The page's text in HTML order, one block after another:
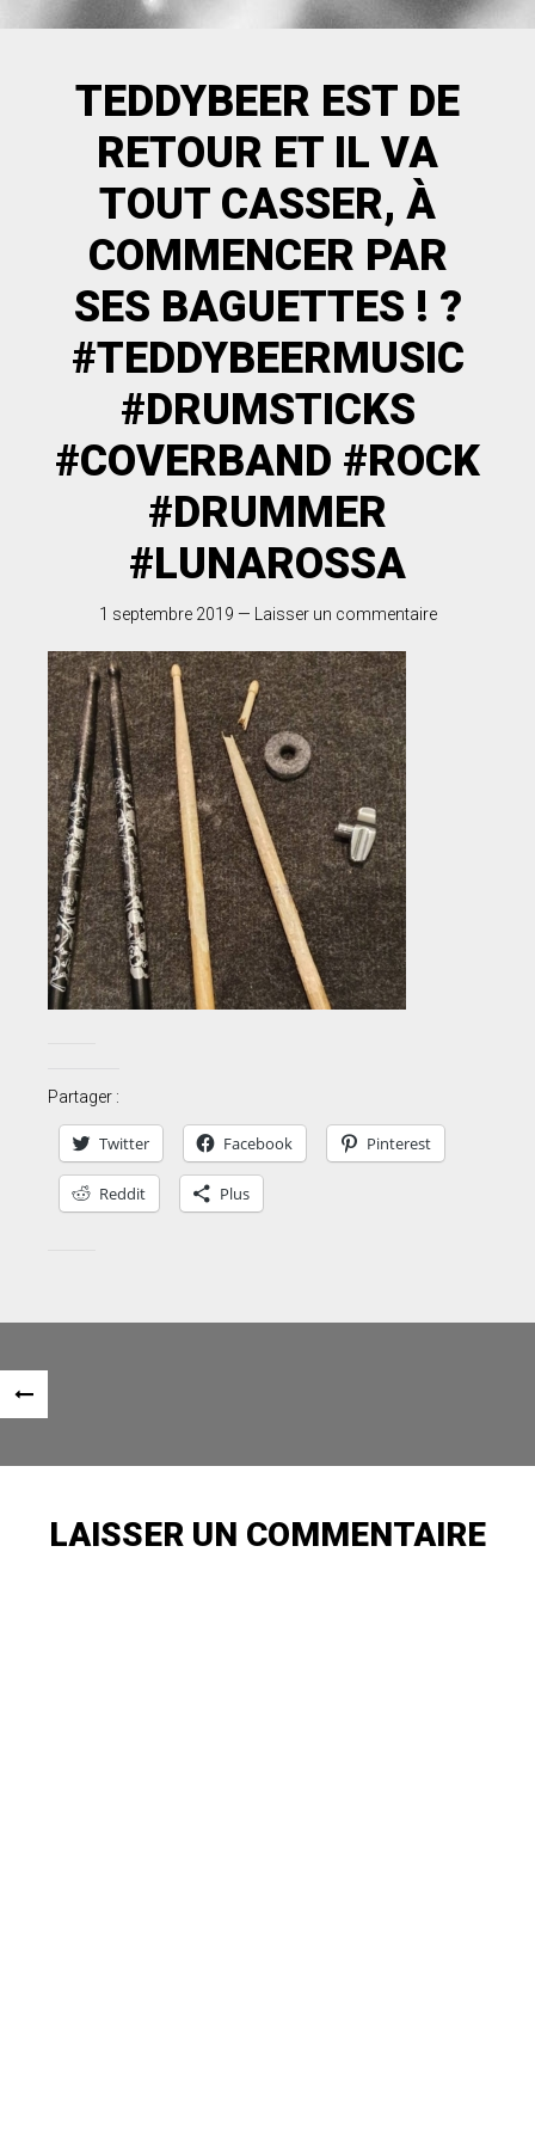
TEDDYBEER EST DE
RETOUR ET IL VA
TOUT CASSER, À
COMMENCER PAR
SES BAGUETTES ! ?
#TEDDYBEERMUSIC
#DRUMSTICKS
#COVERBAND #ROCK
#DRUMMER
#LUNAROSSA
1 septembre 2019 — Laisser un commentaire
Partager :
Twitter Facebook Pinterest
Reddit Plus
Navigation
LAISSER UN COMMENTAIRE